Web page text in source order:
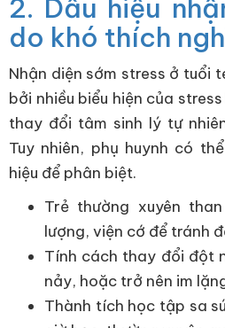
2. Dấu hiệu
do khó thích
Nhận diện sớm stress ở tuổi
bởi nhiều biểu hiện của
thay đổi tâm sinh lý tự
Tuy nhiên, phụ huynh có
hiệu để phân biệt.
Trẻ thường xuyên
lượng, viện cớ để tránh
Tính cách thay đổi đột
nảy, hoặc trở nên im
Thành tích học tập sa